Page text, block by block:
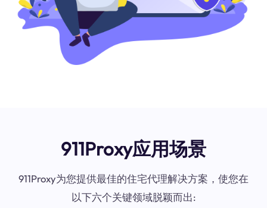
911Proxy应用场景
911Proxy为您提供最佳的住宅代理解决方案，使您在
以下六个关键领域脱颖而出: